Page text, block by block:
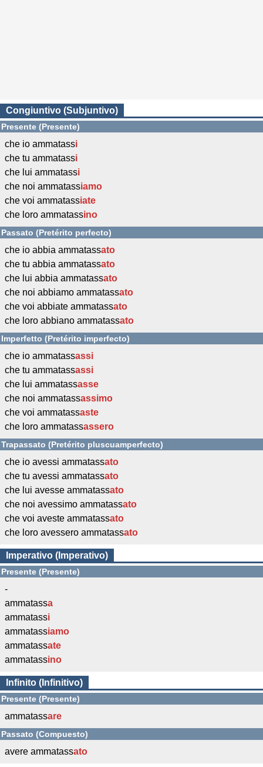
Congiuntivo (Subjuntivo)
Presente (Presente)
che io ammatassi
che tu ammatassi
che lui ammatassi
che noi ammatassiamo
che voi ammatassiate
che loro ammatassino
Passato (Pretérito perfecto)
che io abbia ammatassato
che tu abbia ammatassato
che lui abbia ammatassato
che noi abbiamo ammatassato
che voi abbiate ammatassato
che loro abbiano ammatassato
Imperfetto (Pretérito imperfecto)
che io ammatassassi
che tu ammatassassi
che lui ammatassasse
che noi ammatassassimo
che voi ammatassaste
che loro ammatassassero
Trapassato (Pretérito pluscuamperfecto)
che io avessi ammatassato
che tu avessi ammatassato
che lui avesse ammatassato
che noi avessimo ammatassato
che voi aveste ammatassato
che loro avessero ammatassato
Imperativo (Imperativo)
Presente (Presente)
-
ammatassa
ammatassi
ammatassiamo
ammatassate
ammatassino
Infinito (Infinitivo)
Presente (Presente)
ammatassare
Passato (Compuesto)
avere ammatassato